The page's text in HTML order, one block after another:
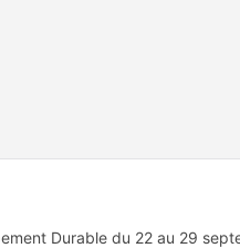
Durable du 22 au 29